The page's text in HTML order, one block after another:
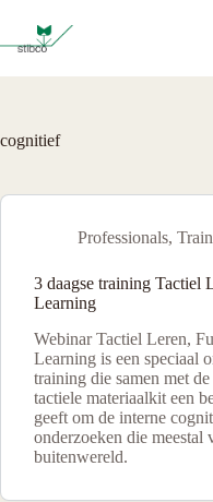
de
cognitief
Professionals,
3 daagse training Tactiel
Learning
Webinar Tactiel Leren,
Learning is een speciaal
training die samen met
tactiele materiaalkit een
geeft om de interne
onderzoeken die
buitenwereld.